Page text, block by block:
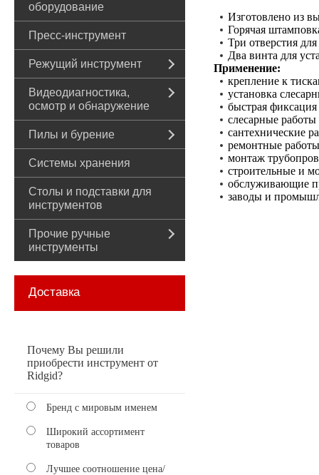
оборудование
Пресс-инструмент
Режущий инструмент
Видеодиагностика,
осмотр и обнаружение
Пилы и бурение
Системы хранения
Столы и подставки для
инструментов
Прочие ручные
инструменты
Доставка
Почему Вы решили
приобрести инструмент от
Ridgid?
Бренд с мировым именем
Широкий ассортимент
товаров
Лучшее соотношение цена/
Изготовлено из
Горячая
Три отверстия
Два винта для
Применение:
крепление к
установка
быстрая
слесарные работы
сантехнические
ремонтные
монтаж
строительные и
обслуживающие
заводы и